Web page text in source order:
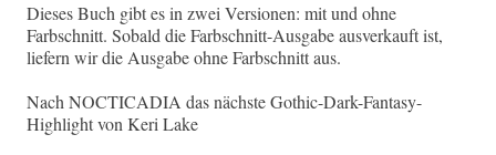
Dieses Buch gibt es in zwei Versionen: mit und ohne
Farbschnitt. Sobald die Farbschnitt-Ausgabe ausverkauft ist,
liefern wir die Ausgabe ohne Farbschnitt aus.
Nach NOCTICADIA das nächste Gothic-Dark-Fantasy-
Highlight von Keri Lake